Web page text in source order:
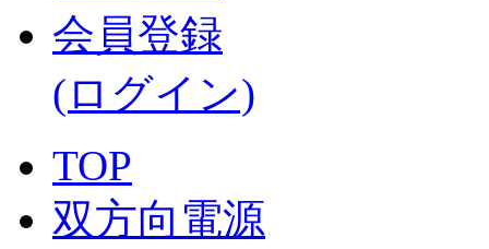
会員登録
(ログイン)
TOP
双方向電源